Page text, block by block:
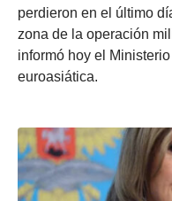
perdieron en el último
zona de la operación
informó hoy el
euroasiática.